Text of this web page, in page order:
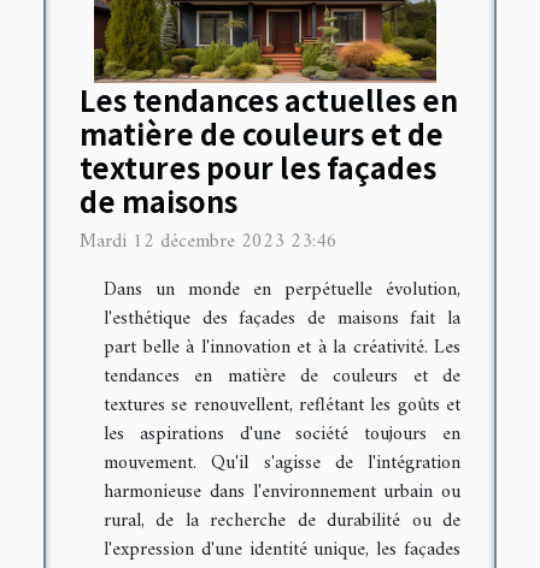
Les tendances actuelles en
matière de couleurs et de
textures pour les façades
de maisons
Mardi 12 décembre 2023 23:46
Dans un monde en perpétuelle évolution,
l'esthétique des façades de maisons fait la
part belle à l'innovation et à la créativité. Les
tendances en matière de couleurs et de
textures se renouvellent, reflétant les goûts et
les aspirations d'une société toujours en
mouvement. Qu'il s'agisse de l'intégration
harmonieuse dans l'environnement urbain ou
rural, de la recherche de durabilité ou de
l'expression d'une identité unique, les façades